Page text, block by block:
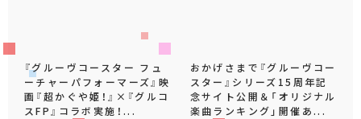
『グルーヴコースター フュ
ーチャーパフォーマーズ』映
画『超かぐや姫！』×『グルコ
スFP』コラボ実施！...
おかげさまで『グルーヴコー
スター』シリーズ15周年記
念サイト公開＆「オリジナル
楽曲ランキング」開催あ...